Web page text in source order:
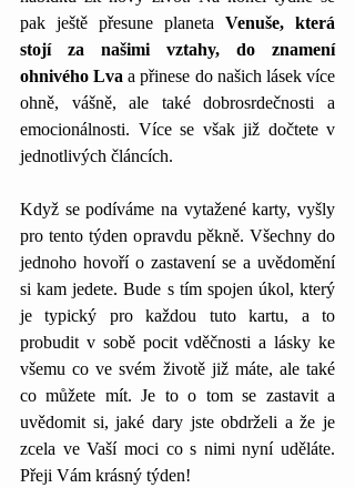
pak ještě přesune planeta Venuše, která
stojí za našimi vztahy, do znamení
ohnivého Lva a přinese do našich lásek více
ohně, vášně, ale také dobrosrdečnosti a
emocionálnosti. Více se však již dočtete v
jednotlivých článcích.
Když se podíváme na vytažené karty, vyšly
pro tento týden opravdu pěkně. Všechny do
jednoho hovoří o zastavení se a uvědomění
si kam jedete. Bude s tím spojen úkol, který
je typický pro každou tuto kartu, a to
probudit v sobě pocit vděčnosti a lásky ke
všemu co ve svém životě již máte, ale také
co můžete mít. Je to o tom se zastavit a
uvědomit si, jaké dary jste obdrželi a že je
zcela ve Vaší moci co s nimi nyní uděláte.
Přeji Vám krásný týden!